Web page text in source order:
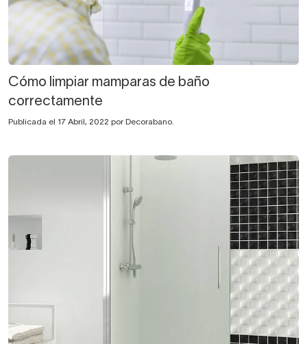
Cómo limpiar mamparas de baño
correctamente
Publicada el 17 Abril, 2022 por Decorabano.